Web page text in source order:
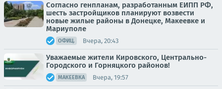
Согласно генпланам, разработанным ЕИПП РФ,
шесть застройщиков планируют возвести
новые жилые районы в Донецке, Макеевке и
Мариуполе
ОФИЦ. Вчера, 20:43
Уважаемые жители Кировского, Центрально-
Городского и Горняцкого районов!
МАКЕЕВКА Вчера, 19:57